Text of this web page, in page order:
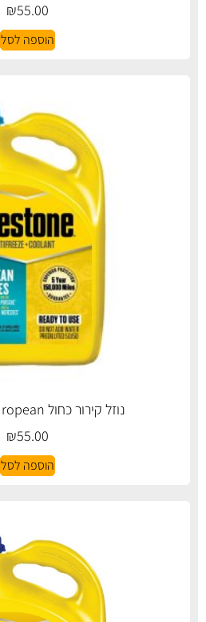
₪55.00
הוספה לסל
נוזל קירור כחול Prestone European
₪55.00
הוספה לסל